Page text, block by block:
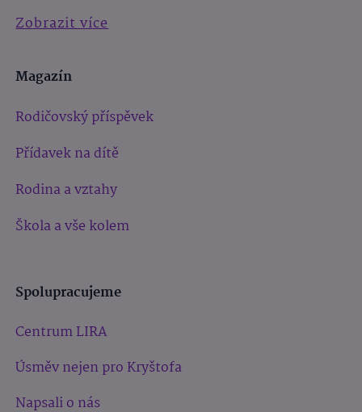
Zobrazit více
Magazín
Rodičovský příspěvek
Přídavek na dítě
Rodina a vztahy
Škola a vše kolem
Spolupracujeme
Centrum LIRA
Úsměv nejen pro Kryštofa
Napsali o nás